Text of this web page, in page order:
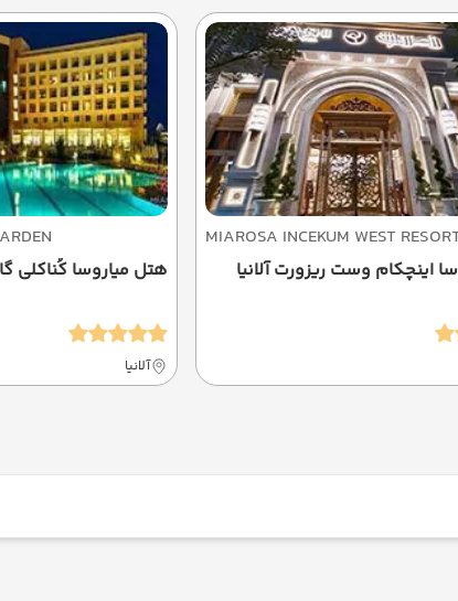
MIAROSA INCEKUM WEST
اینچکام وست ریزورت آلانیا
هتل میاروسا کُناکلی
آلانیا